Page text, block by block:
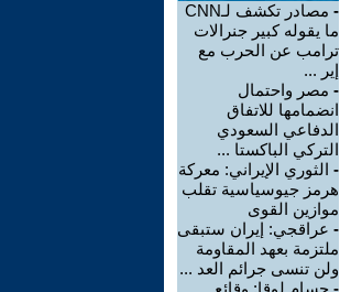
-
مصادر تكشف لـCNN
ما يقوله كبير جنرالات
ترامب عن الحرب مع
إير ...
- مصر واحتمال
انضمامها للاتفاق
الدفاعي السعودي
التركي الباكستا ...
- الثوري الإيراني: معركة
هرمز جيوسياسية تقلب
موازين القوى
- عراقجي: إيران ستبقى
ملتزمة بعهد المقاومة
ولن تنسى جرائم العد ...
- حسام لوقا: وقائع